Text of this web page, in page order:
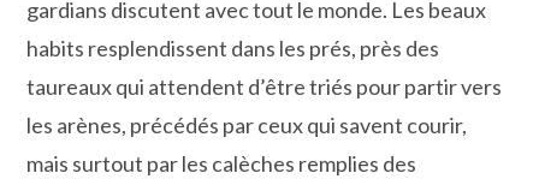
gardians discutent avec tout le monde. Les beaux
habits resplendissent dans les prés, près des
taureaux qui attendent d’être triés pour partir vers
les arènes, précédés par ceux qui savent courir,
mais surtout par les calèches remplies des